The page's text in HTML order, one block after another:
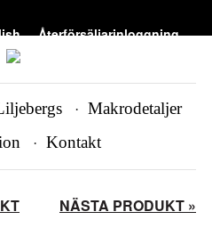
Återförsäljarinloggning
Makrodetaljer
Kontakt
NÄSTA PRODUKT »